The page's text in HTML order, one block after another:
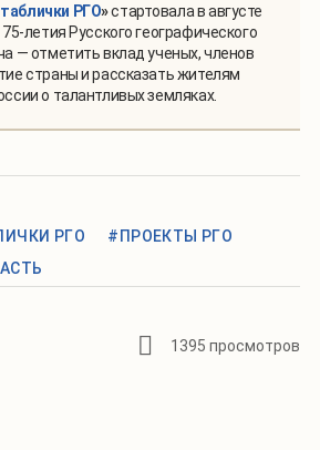
РГО»стартовала в августе
летия Русского географического
— отметить вклад ученых, членов
страны и рассказать жителям
о талантливых земляках.
РГО
#ПРОЕКТЫ РГО
1395 просмотров